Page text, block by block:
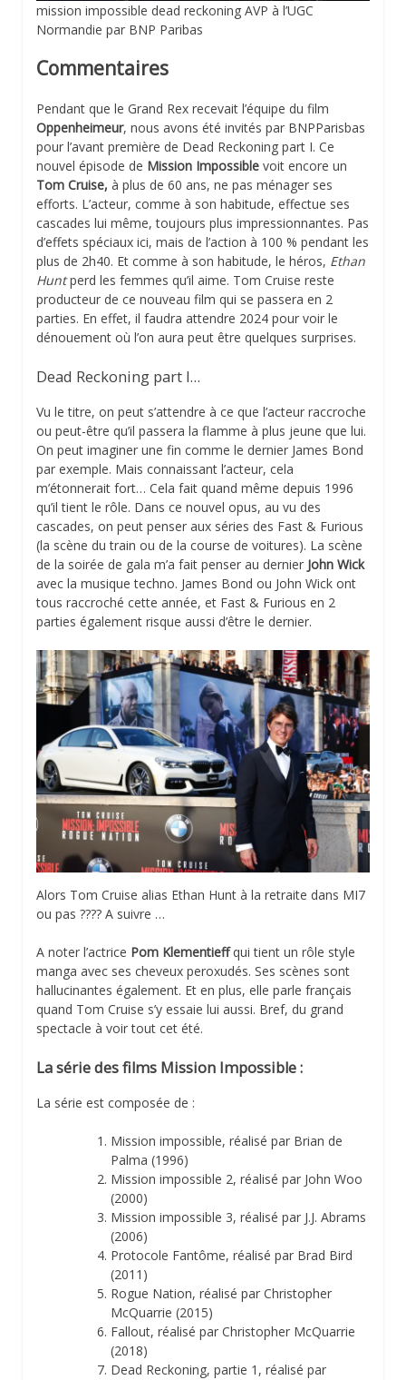
mission impossible dead reckoning AVP à l’UGC
Normandie par BNP Paribas
Commentaires
Pendant que le Grand Rex recevait l’équipe du film
Oppenheimeur, nous avons été invités par BNPParisbas
pour l’avant première de Dead Reckoning part I. Ce
nouvel épisode de Mission Impossible voit encore un
Tom Cruise, à plus de 60 ans, ne pas ménager ses
efforts. L’acteur, comme à son habitude, effectue ses
cascades lui même, toujours plus impressionnantes. Pas
d’effets spéciaux ici, mais de l’action à 100 % pendant les
plus de 2h40. Et comme à son habitude, le héros, Ethan
Huntperd les femmes qu’il aime. Tom Cruise reste
producteur de ce nouveau film qui se passera en 2
parties. En effet, il faudra attendre 2024 pour voir le
dénouement où l’on aura peut être quelques surprises.
Dead Reckoning part I…
Vu le titre, on peut s’attendre à ce que l’acteur raccroche
ou peut-être qu’il passera la flamme à plus jeune que lui.
On peut imaginer une fin comme le dernier James Bond
par exemple. Mais connaissant l’acteur, cela
m’étonnerait fort… Cela fait quand même depuis 1996
qu’il tient le rôle. Dans ce nouvel opus, au vu des
cascades, on peut penser aux séries des Fast & Furious
(la scène du train ou de la course de voitures). La scène
de la soirée de gala m’a fait penser au dernier John Wick
avec la musique techno. James Bond ou John Wick ont
tous raccroché cette année, et Fast & Furious en 2
parties également risque aussi d’être le dernier.
Alors Tom Cruise alias Ethan Hunt à la retraite dans MI7
ou pas ???? A suivre …
A noter l’actrice Pom Klementieffqui tient un rôle style
manga avec ses cheveux peroxudés. Ses scènes sont
hallucinantes également. Et en plus, elle parle français
quand Tom Cruise s’y essaie lui aussi. Bref, du grand
spectacle à voir tout cet été.
La série des films Mission Impossible :
La série est composée de :
Mission impossible, réalisé par Brian de
Palma (1996)
Mission impossible 2, réalisé par John Woo
(2000)
Mission impossible 3, réalisé par J.J. Abrams
(2006)
Protocole Fantôme, réalisé par Brad Bird
(2011)
Rogue Nation, réalisé par Christopher
McQuarrie (2015)
Fallout, réalisé par Christopher McQuarrie
(2018)
Dead Reckoning, partie 1, réalisé par